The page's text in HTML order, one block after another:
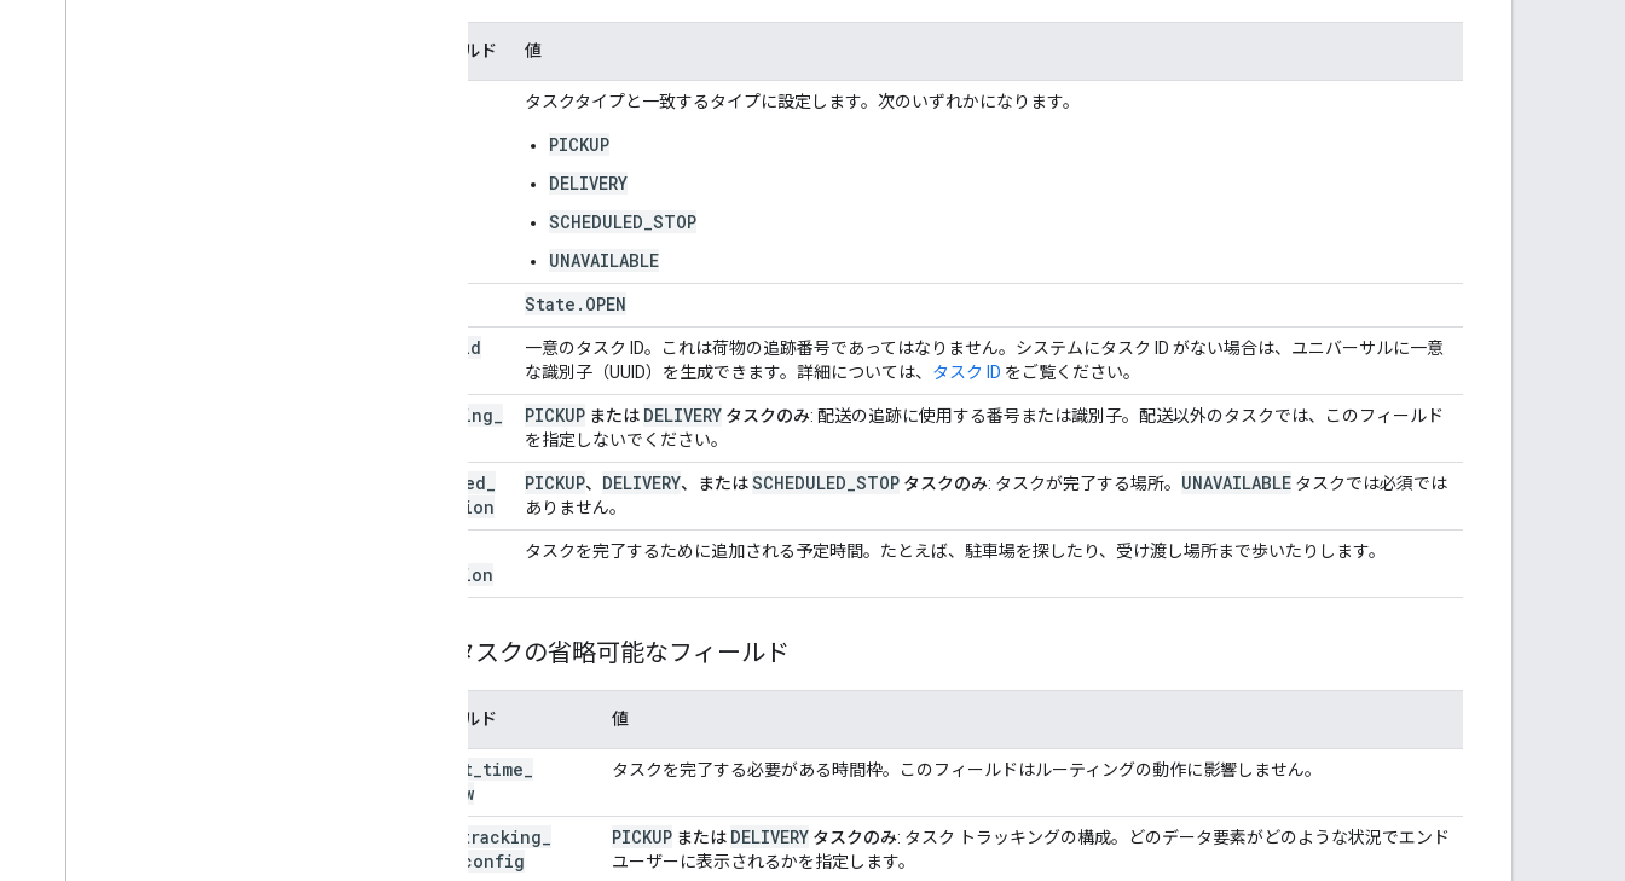
フィールド 値
タスクタイプと一致するタイプに設定します。次のいずれかになります。
PICKUP
DELIVERY
SCHEDULED_STOP
UNAVAILABLE
State . OPEN
id
一意のタスク ID。これは荷物の追跡番号であってはなりません。システムにタスク ID がない場合は、ユニバーサルに一意
な識別子（UUID）を生成できます。詳細については、 タスク ID をご覧ください。
tracking PICKUP または DELIVERY タスクのみ: 配送の追跡に使用する番号または識別子。配送以外のタスクでは、このフィールド
を指定しないでください。
planned
location
PICKUP、 DELIVERY、またはSCHEDULED_STOP タスクのみ: タスクが完了する場所。 UNAVAILABLE タスクでは必須では
ありません。
duration
タスクを完了するために追加される予定時間。たとえば、駐車場を探したり、受け渡し場所まで歩いたりします。
配送タスクの省略可能なフィールド
フィールド 値
target time
window
タスクを完了する必要がある時間枠。このフィールドはルーティングの動作に影響しません。
tracking
config
PICKUP または DELIVERY タスクのみ: タスク トラッキングの構成。どのデータ要素がどのような状況でエンド
ユーザーに表示されるかを指定します。